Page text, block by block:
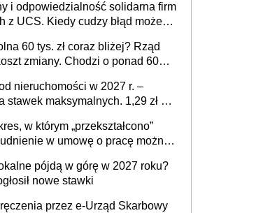
i odpowiedzialność solidarna firm
z UCS. Kiedy cudzy błąd może
60 tys. zł coraz bliżej? Rząd
zmiany. Chodzi o ponad 60
nieruchomości w 2027 r. –
stawek maksymalnych. 1,29 zł za
i lokali związanych z
działalności gospodarczej
w którym „przekształcono”
w umowę o pracę można
jedynym
wyjściem
pójdą w górę w 2027 roku?
nowe stawki
przez e-Urząd Skarbowy